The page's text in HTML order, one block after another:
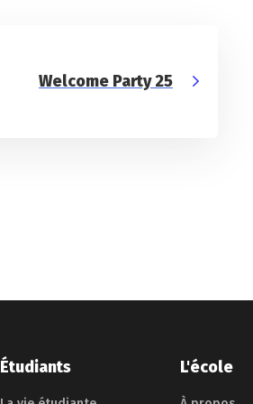
Welcome Party 25
Étudiants L'école